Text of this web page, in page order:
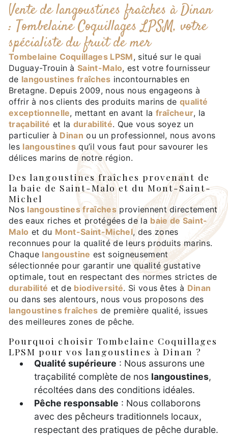
Vente de langoustines fraîches à Dinan
: Tombelaine Coquillages LPSM, votre
spécialiste du fruit de mer
Tombelaine Coquillages LPSM, situé sur le quai
Duguay-Trouin àSaint-Malo, est votre fournisseur
de langoustines fraîches incontournables en
Bretagne. Depuis 2009, nous nous engageons à
offrir à nos clients des produits marins dequalité
exceptionnelle, mettant en avant la fraîcheur, la
traçabilité et la durabilité. Que vous soyez un
particulier à Dinan ou un professionnel, nous avons
les langoustines qu’il vous faut pour savourer les
délices marins de notre région.
Des langoustines fraîches provenant de
la baie de Saint-Malo et du Mont-Saint-
Michel
Nos langoustines fraîches proviennent directement
des eaux riches et protégées de la baie de Saint-
Malo et du Mont-Saint-Michel, des zones
reconnues pour la qualité de leurs produits marins.
Chaque langoustine est soigneusement
sélectionnée pour garantir une qualité gustative
optimale, tout en respectant des normes strictes de
durabilité et de biodiversité. Si vous êtes à Dinan
ou dans ses alentours, nous vous proposons des
langoustines fraîches de première qualité, issues
des meilleures zones de pêche.
Pourquoi choisir Tombelaine Coquillages
LPSM pour vos langoustines à Dinan ?
Qualité supérieure : Nous assurons une
traçabilité complète de nos langoustines,
récoltées dans des conditions idéales.
Pêche responsable : Nous collaborons
avec des pêcheurs traditionnels locaux,
respectant des pratiques de pêche durable.